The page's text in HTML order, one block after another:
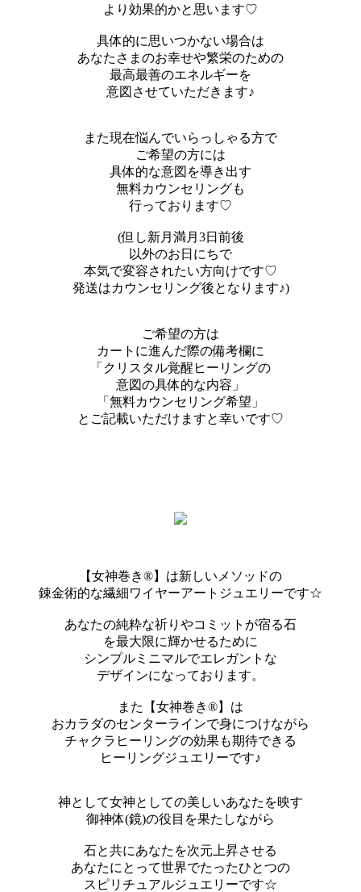
より効果的かと思います♡
具体的に思いつかない場合は
あなたさまのお幸せや繁栄のための
最高最善のエネルギーを
意図させていただきます♪
また現在悩んでいらっしゃる方で
ご希望の方には
具体的な意図を導き出す
無料カウンセリングも
行っております♡
(但し新月満月3日前後
以外のお日にちで
本気で変容されたい方向けです♡
発送はカウンセリング後となります♪)
ご希望の方は
カートに進んだ際の備考欄に
「クリスタル覚醒ヒーリングの
意図の具体的な内容」
「無料カウンセリング希望」
とご記載いただけますと幸いです♡
【女神巻き®】は新しいメソッドの
錬金術的な繊細ワイヤーアートジュエリーです☆
あなたの純粋な祈りやコミットが宿る石
を最大限に輝かせるために
シンプルミニマルでエレガントな
デザインになっております。
また【女神巻き®】は
おカラダのセンターラインで身につけながら
チャクラヒーリングの効果も期待できる
ヒーリングジュエリーです♪
神として女神としての美しいあなたを映す
御神体(鏡)の役目を果たしながら
石と共にあなたを次元上昇させる
あなたにとって世界でたったひとつの
スピリチュアルジュエリーです☆